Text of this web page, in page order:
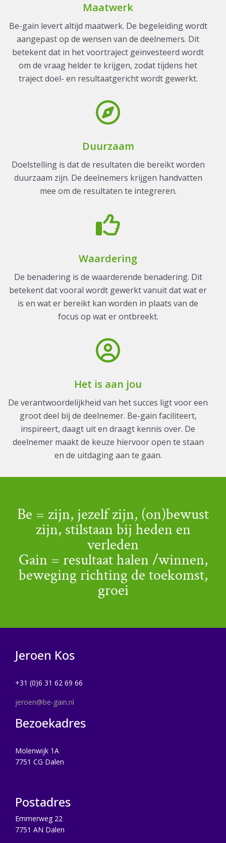
Maatwerk
Be-gain levert altijd maatwerk. De begeleiding wordt
aangepast op de wensen van de deelnemers. Dit
betekent dat in het voortraject geïnvesteerd wordt
om de vraag helder te krijgen, zodat tijdens het
traject doel- en resultaatgericht wordt gewerkt.
Duurzaam
Doelstelling is dat de resultaten die bereikt worden
duurzaam zijn. De deelnemers krijgen handvatten
mee om de resultaten te integreren.
Waardering
De benadering is de waarderende benadering. Dit
betekent dat vooral wordt gewerkt vanuit dat wat er
is en wat er bereikt kan worden in plaats van de
focus op wat er ontbreekt.
Het is aan jou
De verantwoordelijkheid van het succes ligt voor een
groot deel bij de deelnemer. Be-gain faciliteert,
inspireert, daagt uit en draagt kennis over. De
deelnemer maakt de keuze hiervoor open te staan
en de uitdaging aan te gaan.
Be = zijn, jezelf zijn, (on)bewust
zijn, stilstaan bij heden en
verleden
Gain = resultaat halen /winnen,
beweging richting de toekomst,
groei
Jeroen Kos
+31 (0)6 31 62 69 66
jeroen@be-gain.nl
Bezoekadres
Molenwijk 1A
7751 CG Dalen
Postadres
Emmerweg 22
7751 AN Dalen